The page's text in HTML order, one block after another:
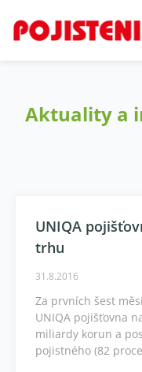
Aktuality a
UNIQA
trhu
31.8.2016
Za prvních šest
UNIQA pojišťovna
miliardy korun a
pojistného (82